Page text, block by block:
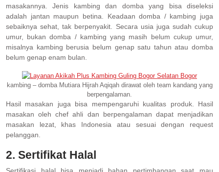
masakannya. Jenis kambing dan domba yang bisa diseleksi
adalah jantan maupun betina. Keadaan domba / kambing juga
sebaiknya sehat, tak berpenyakit. Secara usia juga sudah cukup
umur, bukan domba / kambing yang masih belum cukup umur,
misalnya kambing berusia belum genap satu tahun atau domba
belum genap enam bulan.
kambing – domba Mutiara Hijrah Aqiqah dirawat oleh team kandang yang
berpengalaman.
Hasil masakan juga bisa mempengaruhi kualitas produk. Hasil
masakan oleh chef ahli dan berpengalaman dapat menjadikan
masakan lezat, khas Indonesia atau sesuai dengan request
pelanggan.
2. Sertifikat Halal
Sertifikasi halal bisa menjadi bahan pertimbangan saat mau